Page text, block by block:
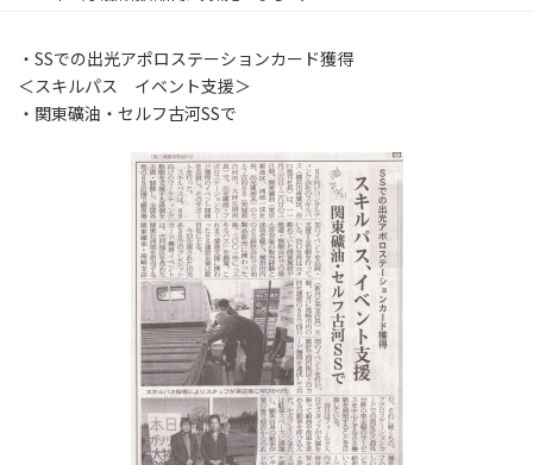
・SSでの出光アポロステーションカード獲得
＜スキルパス イベント支援＞
・関東礦油・セルフ古河SSで